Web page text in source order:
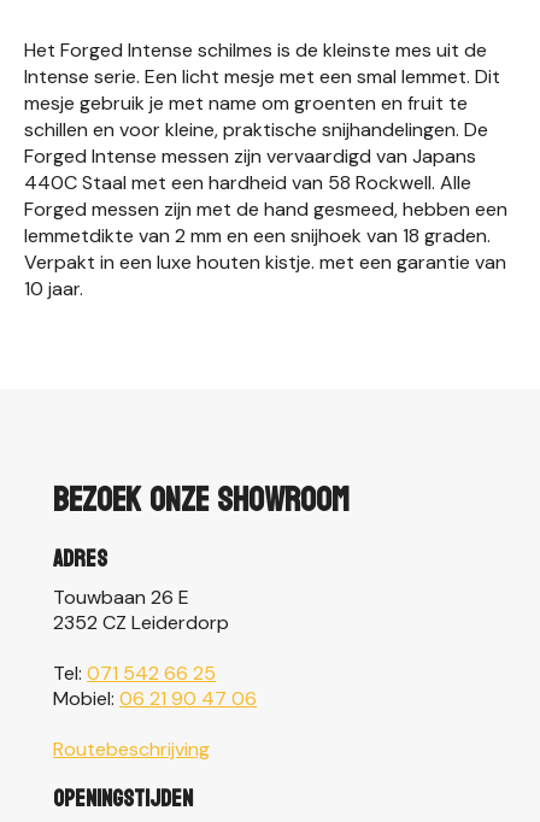
Het Forged Intense schilmes is de kleinste mes uit de
Intense serie. Een licht mesje met een smal lemmet. Dit
mesje gebruik je met name om groenten en fruit te
schillen en voor kleine, praktische snijhandelingen. De
Forged Intense messen zijn vervaardigd van Japans
440C Staal met een hardheid van 58 Rockwell. Alle
Forged messen zijn met de hand gesmeed, hebben een
lemmetdikte van 2 mm en een snijhoek van 18 graden.
Verpakt in een luxe houten kistje. met een garantie van
10 jaar.
Bezoek onze showroom
Adres
Touwbaan 26 E
2352 CZ Leiderdorp
Tel: 071 542 66 25
Mobiel: 06 21 90 47 06
Routebeschrijving
Openingstijden